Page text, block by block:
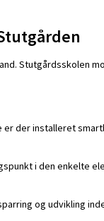
Stutgårdsskolen
er der installeret
i den enkelte
og udvikling